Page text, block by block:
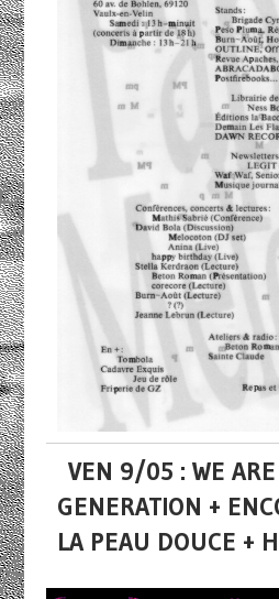
VEN 9/05 : WE
GENERATION +
LA PEAU DOUCE +